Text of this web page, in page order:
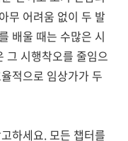
무 어려움 없이 두 발
배울 때는 수많은 시
그 시행착오를 줄임으
적으로 임상가가 두
하세요. 모든 챕터를